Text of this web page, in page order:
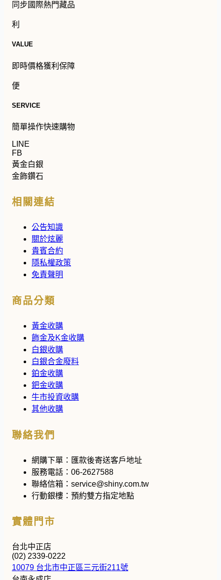
同步國際熱門藏品
利
VALUE
即時價格獲利保障
便
SERVICE
簡單操作快速購物
LINE
FB
黃金白銀
金飾鑽石
相關連結
公告知識
關於炫麗
貴賓合約
隱私權政策
免責聲明
商品分類
黃金收購
飾金及K金收購
白銀收購
白銀合金廢料
鉑金收購
鈀金收購
牛市投資收購
其他收購
聯絡我們
網購下單： 匯款後寄送客戶地址
服務電話： 06-2627588
聯絡信箱： service@shiny.com.tw
行動銀樓： 預約雙方指定地點
實體門市
台北中正店
(02) 2339-0222
10079 台北市中正區三元街211號